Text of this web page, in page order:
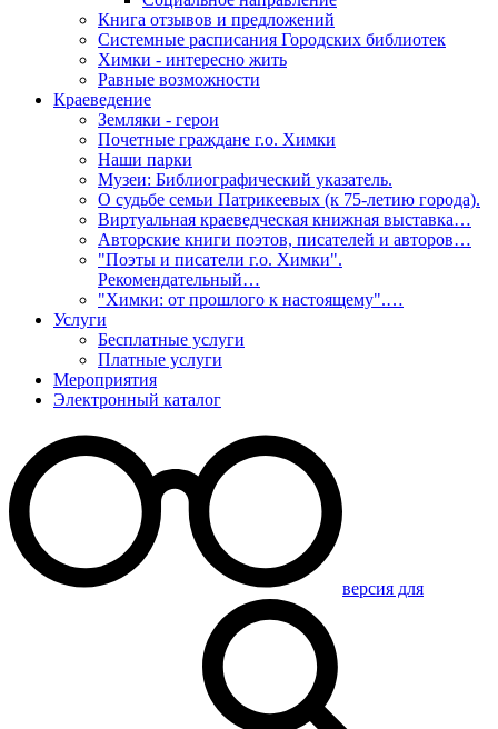
Книга отзывов и предложений
Системные расписания Городских библиотек
Химки - интересно жить
Равные возможности
Краеведение
Земляки - герои
Почетные граждане г.о. Химки
Наши парки
Музеи: Библиографический указатель.
О судьбе семьи Патрикеевых (к 75-летию города).
Виртуальная краеведческая книжная выставка…
Авторские книги поэтов, писателей и авторов…
"Поэты и писатели г.о. Химки".
Рекомендательный…
"Химки: от прошлого к настоящему".…
Услуги
Бесплатные услуги
Платные услуги
Мероприятия
Электронный каталог
версия для